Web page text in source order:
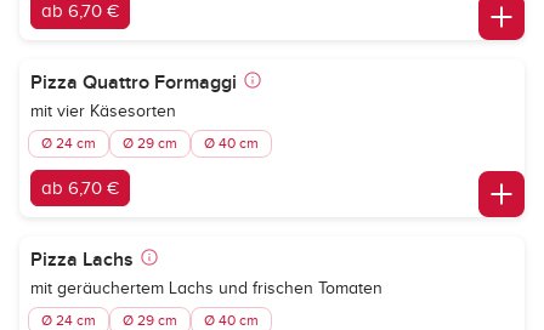
ab 6,70 €
Pizza Quattro Formaggi
mit vier Käsesorten
Ø 24 cm Ø 29 cm Ø 40 cm
ab 6,70 €
Pizza Lachs
mit geräuchertem Lachs und frischen Tomaten
Ø 24 cm Ø 29 cm Ø 40 cm